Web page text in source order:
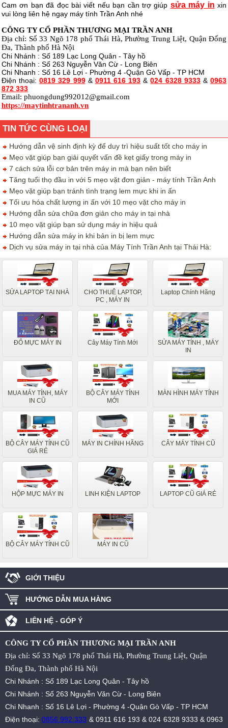
Cam ơn bạn đã đọc bài viết nếu bạn cần trợ giúp sửa máy in xin
vui lòng liên hệ ngay máy tính Trần Anh nhé
CÔNG TY CỔ PHẦN THƯƠNG MẠI TRẦN ANH
Địa chỉ: Số 33 Ngõ 178 phố Thái Hà, Phường Trung Liệt, Quận Đống
Đa, Thành phố Hà Nội
Chi Nhánh : Số 189 Lạc Long Quân - Tây hồ
Chi Nhánh : Số 263 Nguyễn Văn Cừ - Long Biên
Chi Nhanh : Số 16 Lê Lợi - Phường 4 -Quận Gò Vấp - TP HCM
Điện thoại:0819 329 999& 0911 616 193 &024 6328 9333&0963
872 333
Email: phuongdung992012@gmail.com
https://maytinhtrananh.vn
TIN TỨC CÙNG LOẠI
Hướng dẫn vệ sinh định kỳ để duy trì hiệu suất tốt cho máy in
Mẹo vặt giúp bạn giải quyết vấn đề kẹt giấy trong máy in
7 cách sửa lỗi cơ bản trên máy in mà bạn nên biết
Tăng tuổi thọ đầu in với 5 mẹo vặt đơn giản - máy tính Trần Anh
Mẹo vặt giúp bạn tránh tình trạng lem mực khi in ấn
Tối ưu hóa chất lượng in ấn với 10 mẹo vặt cho máy in
Hướng dẫn sửa chữa đơn giản cho máy in tại nhà
10 mẹo vặt giúp bạn sử dụng máy in hiệu quả
Hướng dẫn sửa máy in khi bản in bị lem mực
Dịch vụ sửa máy in tại nhà của Máy Tính Trần Anh tại Thái Hà:
SỬA LAPTOP TẠI NHÀ
CHO THUÊ LAPTOP,
PC , MÁY IN
Laptop Chính Hãng
ĐỔ MỰC MÁY IN Cây Máy Tính Mới
SỬA MÁY TÍNH , MÁY
IN
MUA MÁY TÍNH, MÁY
IN CŨ
BỘ CÂY MÁY TÍNH
MỚI
MÀN HÌNH MÁY TÍNH
BỘ CÂY MÁY TÍNH CŨ
GIÁ RẺ
MÁY IN CHÍNH HÃNG CÂY MÁY TÍNH CŨ
HỘP MỰC MÁY IN LINH KIỆN LAPTOP LAPTOP CŨ GIÁ RẺ
BỘ CÂY MÁY TÍNH CŨ MÁY IN CŨ
GIỚI THIỆU
HƯỚNG DẪN MUA HÀNG
LIÊN HỆ - GÓP Ý
CÔNG TY CỔ PHẦN THƯƠNG MẠI TRẦN ANH
Địa chỉ: Số 33 Ngõ 178 phố Thái Hà, Phường Trung Liệt, Quận
Đống Đa, Thành phố Hà Nội
Chi Nhánh : Số 189 Lạc Long Quân - Tây hồ
Chi Nhánh : Số 263 Nguyễn Văn Cừ - Long Biên
Chi Nhanh : Số 16 Lê Lợi - Phường 4 -Quận Gò Vấp - TP HCM
Điện thoại:0856.992.333 & 0911 616 193 &024 6328 9333 &0963